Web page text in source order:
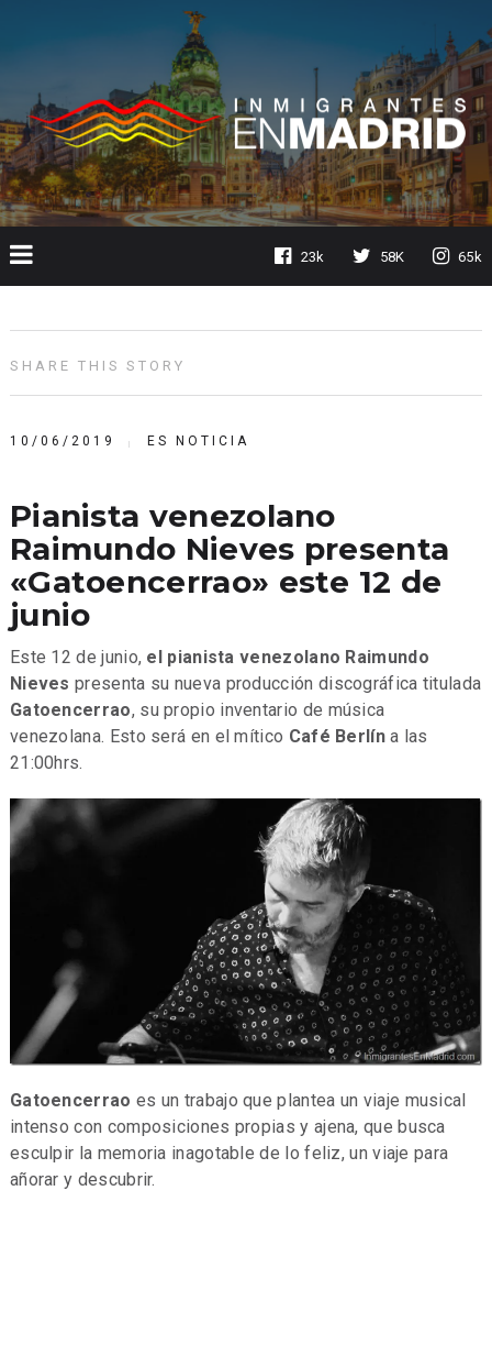
23k 58K 65k
SHARE THIS STORY
10/06/2019 ES NOTICIA
Pianista venezolano
Raimundo Nieves presenta
«Gatoencerrao» este 12 de
junio
Este 12 de junio, el pianista venezolano Raimundo
Nievespresenta su nueva producción discográfica titulada
Gatoencerrao, su propio inventario de música
venezolana. Esto será en el mítico Café Berlína las
21:00hrs.
Gatoencerrao es un trabajo que plantea un viaje musical
intenso con composiciones propias y ajena, que busca
esculpir la memoria inagotable de lo feliz, un viaje para
añorar y descubrir.